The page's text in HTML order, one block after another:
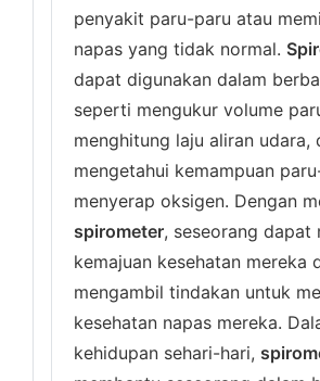
penyakit paru-paru atau
napas yang tidak normal.
dapat digunakan dalam
seperti mengukur volume
menghitung laju aliran udara,
mengetahui kemampuan
menyerap oksigen. Dengan
spirometer, seseorang dapat
kemajuan kesehatan mereka
mengambil tindakan untuk
kesehatan napas mereka.
kehidupan sehari-hari,